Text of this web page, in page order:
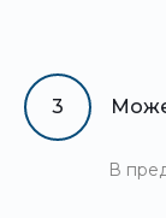
3
В